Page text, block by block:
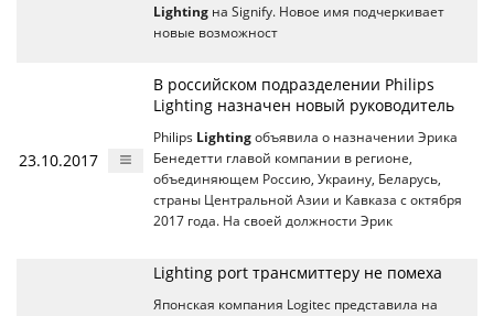
Lighting на Signify. Новое имя подчеркивает
новые возможност
23.10.2017
В российском подразделении Philips
Lighting назначен новый руководитель
Philips Lighting объявила о назначении Эрика
Бенедетти главой компании в регионе,
объединяющем Россию, Украину, Беларусь,
cтраны Центральной Азии и Кавказа c октября
2017 года. На своей должности Эрик
Lighting port трансмиттеру не помеха
Японская компания Logitec представила на